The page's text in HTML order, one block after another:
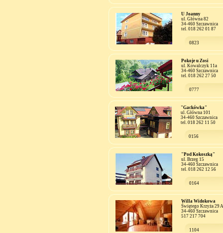
U Joanny
ul. Główna 82
34-460 Szczawnica
tel. 018 262 01 87
0823
Pokoje u Zosi
ul. Kowalczyk 11a
34-460 Szczawnica
tel. 018 262 27 50
0777
"Gackówka"
ul. Główna 101
34-460 Szczawnica
tel. 018 262 11 50
0156
"Pod Kokoszką"
ul. Brzeg 15
34-460 Szczawnica
tel. 018 262 12 56
0164
Willa Widokowa
Świętego Krzyża 29 A
34-460 Szczawnica
517 217 704
1104